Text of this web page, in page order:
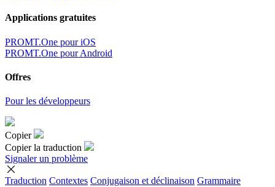
Applications gratuites
PROMT.One pour iOS
PROMT.One pour Android
Offres
Pour les développeurs
Copier
Copier la traduction
Signaler un problème
Traduction Contextes Conjugaison et déclinaison Grammaire